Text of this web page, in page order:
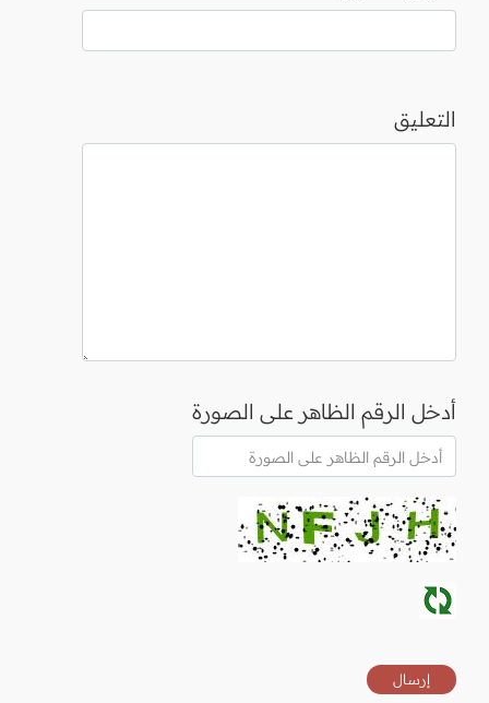
التعليق
أدخل الرقم الظاهر على الصورة